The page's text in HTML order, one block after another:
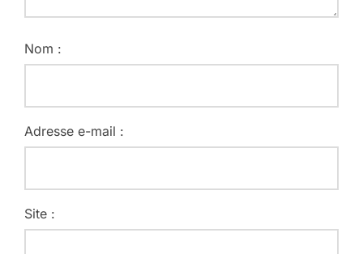
Nom :
Adresse e-mail :
Site :